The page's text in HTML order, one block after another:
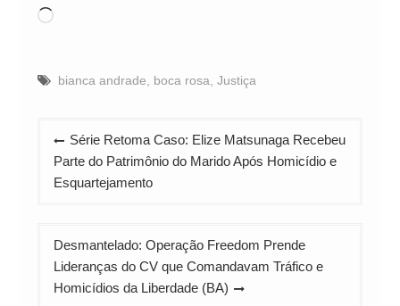
Carregando...
bianca andrade boca rosa Justiça
Navegação
de
Post
Série Retoma Caso: Elize Matsunaga Recebeu
Parte do Patrimônio do Marido Após Homicídio e
Esquartejamento
Desmantelado: Operação Freedom Prende
Lideranças do CV que Comandavam Tráfico e
Homicídios da Liberdade (BA)